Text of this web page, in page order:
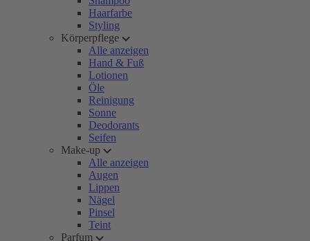
Haarfarbe
Styling
Körperpflege
Alle anzeigen
Hand & Fuß
Lotionen
Öle
Reinigung
Sonne
Deodorants
Seifen
Make-up
Alle anzeigen
Augen
Lippen
Nägel
Pinsel
Teint
Parfum